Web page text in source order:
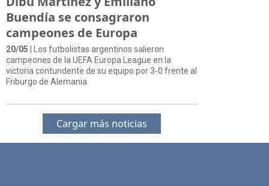
Buendía se consagraron
campeones de Europa
20/05 | Los futbolistas argentinos salieron
campeones de la UEFA Europa League en la
victoria contundente de su equipo por 3-0 frente al
Friburgo de Alemania.
Cargar más noticias